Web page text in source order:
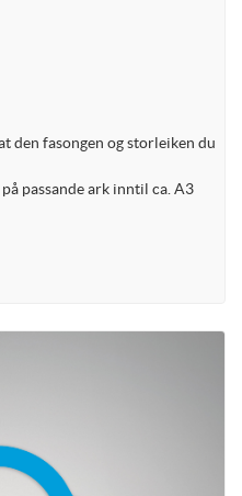
den fasongen og storleiken du
passande ark inntil ca. A3